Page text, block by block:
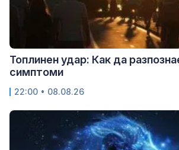
Топлинен удар: Как да
симптоми
22:00 • 08.08.26